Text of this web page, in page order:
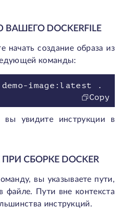
DOCKERFILE
начать создание образа из
команды:
image:latest .
Copy
вы увидите инструкции в
СБОРКЕ DOCKER
вы указываете пути,
файле. Пути вне контекста
инструкций.